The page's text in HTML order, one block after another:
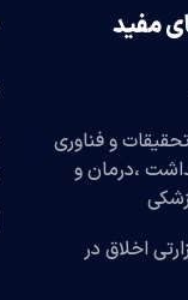
مفید
و فناوری
،درمان و
اخلاق در